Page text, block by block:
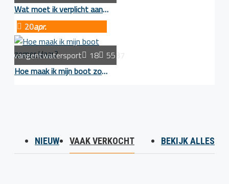
Wat moet ik verplicht aan boord hebben?
20apr.
vangentwatersport 18
5537
Hoe maak ik mijn boot zomer klaar?
NIEUW VAAK VERKOCHT BEKIJK ALLES